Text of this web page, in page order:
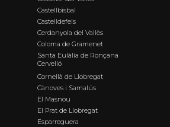
Castellbisbal
Castelldefels
Cerdanyola del Vallès
Coloma de Gramenet
Santa Eulàlia de Ronçana
Cervelló
Cornellà de Llobregat
Cànoves i Samalús
El Masnou
El Prat de Llobregat
Esparreguera